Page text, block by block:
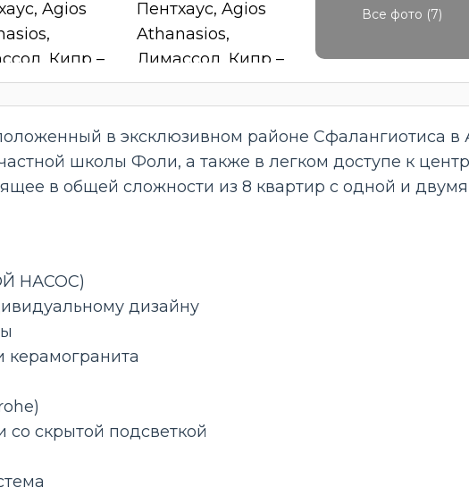
Все фото (7)
в эксклюзивном районе Сфалангиотиса в
школы Фоли, а также в легком доступе к
в общей сложности из 8 квартир с одной и
НАСОС)
дизайну
керамогранита
скрытой подсветкой